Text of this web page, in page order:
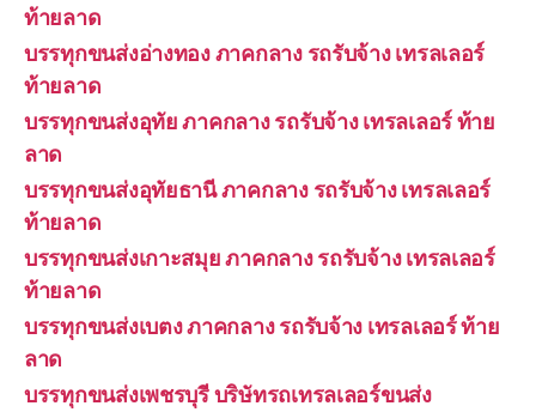
ท้ายลาด
บรรทุกขนส่งอ่างทอง ภาคกลาง รถรับจ้าง เทรลเลอร์
ท้ายลาด
บรรทุกขนส่งอุทัย ภาคกลาง รถรับจ้าง เทรลเลอร์ ท้าย
ลาด
บรรทุกขนส่งอุทัยธานี ภาคกลาง รถรับจ้าง เทรลเลอร์
ท้ายลาด
บรรทุกขนส่งเกาะสมุย ภาคกลาง รถรับจ้าง เทรลเลอร์
ท้ายลาด
บรรทุกขนส่งเบตง ภาคกลาง รถรับจ้าง เทรลเลอร์ ท้าย
ลาด
บรรทุกขนส่งเพชรบุรี บริษัทรถเทรลเลอร์ขนส่ง